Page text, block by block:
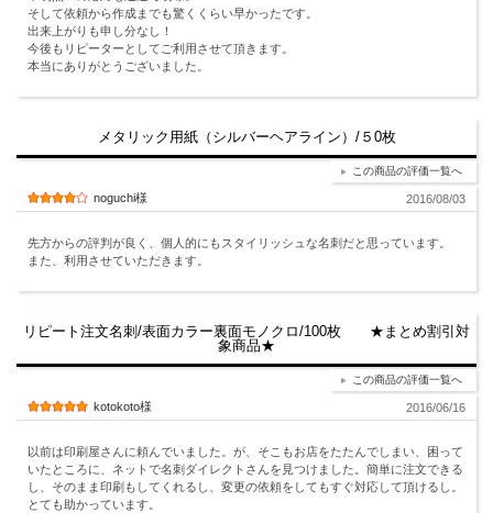
そして依頼から作成までも驚くくらい早かったです。
出来上がりも申し分なし！
今後もリピーターとしてご利用させて頂きます。
本当にありがとうございました。
メタリック用紙（シルバーヘアライン）/５0枚
この商品の評価一覧へ
noguchi様 2016/08/03
先方からの評判が良く、個人的にもスタイリッシュな名刺だと思っています。
また、利用させていただきます。
リピート注文名刺/表面カラー裏面モノクロ/100枚 ★まとめ割引対
象商品★
この商品の評価一覧へ
kotokoto様 2016/06/16
以前は印刷屋さんに頼んでいました。が、そこもお店をたたんでしまい、困って
いたところに、ネットで名刺ダイレクトさんを見つけました。簡単に注文できる
し、そのまま印刷もしてくれるし、変更の依頼をしてもすぐ対応して頂けるし。
とても助かっています。